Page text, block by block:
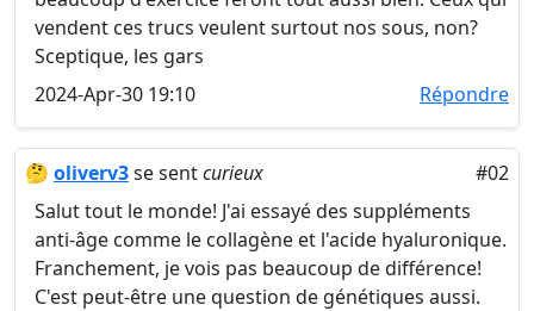
vendent ces trucs veulent surtout nos sous, non?
Sceptique, les gars
2024-Apr-30 19:10
Répondre
🤔 oliverv3se sentcurieux
#02
Salut tout le monde! J'ai essayé des suppléments
anti-âge comme le collagène et l'acide hyaluronique.
Franchement, je vois pas beaucoup de différence!
C'est peut-être une question de génétiques aussi.